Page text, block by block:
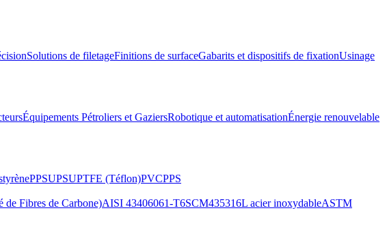
Solutions de filetageFinitions de surfaceGabarits et dispositifs de fixationUsinage
Équipements Pétroliers et GaziersRobotique et automatisationÉnergie renouvelable
PPSUPSUPTFE (Téflon)PVCPPS
de Fibres de Carbone)AISI 43406061-T6SCM435316L acier inoxydableASTM